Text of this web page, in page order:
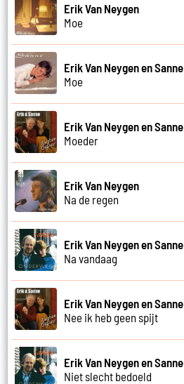
Erik Van Neygen
Moe
Erik Van Neygen en Sanne
Moe
Erik Van Neygen en Sanne
Moeder
Erik Van Neygen
Na de regen
Erik Van Neygen en Sanne
Na vandaag
Erik Van Neygen en Sanne
Nee ik heb geen spijt
Erik Van Neygen en Sanne
Niet slecht bedoeld